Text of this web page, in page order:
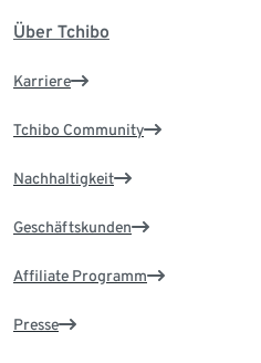
Über Tchibo
Karriere
Tchibo Community
Nachhaltigkeit
Geschäftskunden
Affiliate Programm
Presse